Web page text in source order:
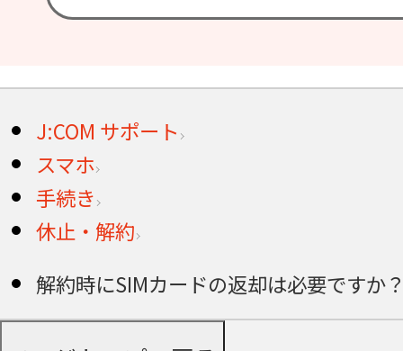
J:COM サポート
スマホ
手続き
休止・解約
解約時にSIMカードの返却は必要ですか